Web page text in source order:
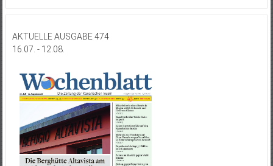
AKTUELLE AUSGABE 474
16.07. - 12.08.